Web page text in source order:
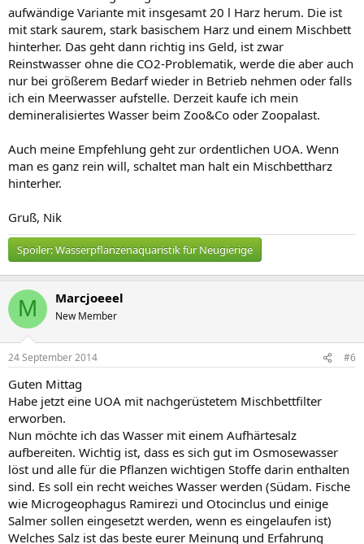
aufwändige Variante mit insgesamt 20 l Harz herum. Die ist
mit stark saurem, stark basischem Harz und einem Mischbett
hinterher. Das geht dann richtig ins Geld, ist zwar
Reinstwasser ohne die CO2-Problematik, werde die aber auch
nur bei größerem Bedarf wieder in Betrieb nehmen oder falls
ich ein Meerwasser aufstelle. Derzeit kaufe ich mein
demineralisiertes Wasser beim Zoo&Co oder Zoopalast.
Auch meine Empfehlung geht zur ordentlichen UOA. Wenn
man es ganz rein will, schaltet man halt ein Mischbettharz
hinterher.
Gruß, Nik
Spoiler:Wasserpflanzenaquaristik für Neugierige
M Marcjoeeel
New Member
24 September 2014 #6
Guten Mittag
Habe jetzt eine UOA mit nachgerüstetem Mischbettfilter
erworben.
Nun möchte ich das Wasser mit einem Aufhärtesalz
aufbereiten. Wichtig ist, dass es sich gut im Osmosewasser
löst und alle für die Pflanzen wichtigen Stoffe darin enthalten
sind. Es soll ein recht weiches Wasser werden (Südam. Fische
wie Microgeophagus Ramirezi und Otocinclus und einige
Salmer sollen eingesetzt werden, wenn es eingelaufen ist)
Welches Salz ist das beste eurer Meinung und Erfahrung